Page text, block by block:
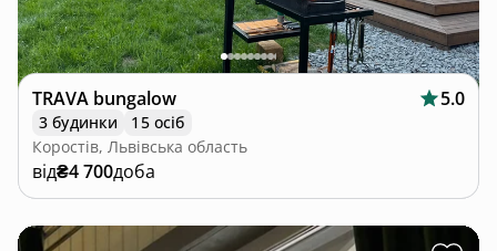
TRAVA bungalow 5.0
3 будинки
15 осіб
Коростів, Львівська область
від₴4 700доба